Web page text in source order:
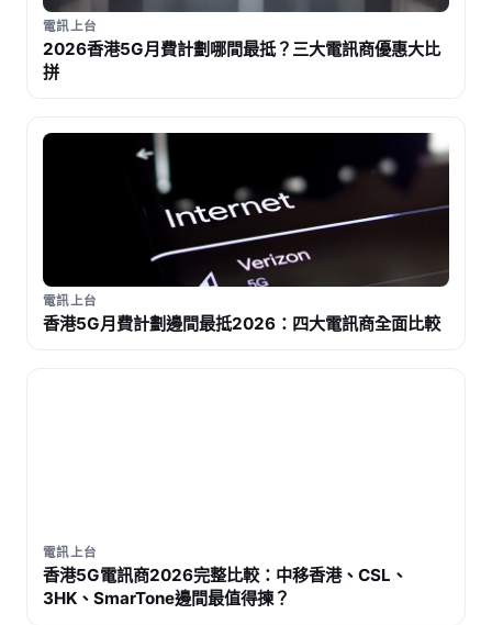
電訊上台
2026香港5G月費計劃哪間最抵？三大電訊商優惠大比
拼
電訊上台
香港5G月費計劃邊間最抵2026：四大電訊商全面比較
電訊上台
香港5G電訊商2026完整比較：中移香港、CSL、
3HK、SmarTone邊間最值得揀？